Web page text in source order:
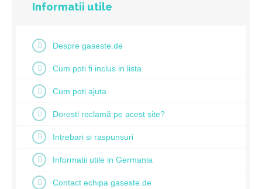
Informatii utile
Despre gaseste.de
Cum poti fi inclus in lista
Cum poti ajuta
Doresti reclamă pe acest site?
Intrebari si raspunsuri
Informatii utile in Germania
Contact echipa gaseste.de